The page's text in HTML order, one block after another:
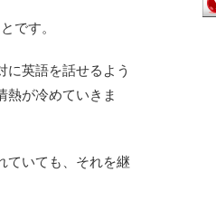
です。
英語を話せるよう
熱が冷めていきま
ていても、それを継